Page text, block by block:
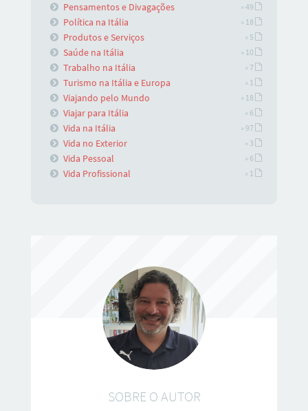
Pensamentos e Divagações » 49
Política na Itália » 18
Produtos e Serviços » 5
Saúde na Itália » 10
Trabalho na Itália » 7
Turismo na Itália e Europa » 1
Viajando pelo Mundo » 18
Viajar para Itália » 6
Vida na Itália » 97
Vida no Exterior » 3
Vida Pessoal » 6
Vida Profissional » 1
SOBRE O AUTOR